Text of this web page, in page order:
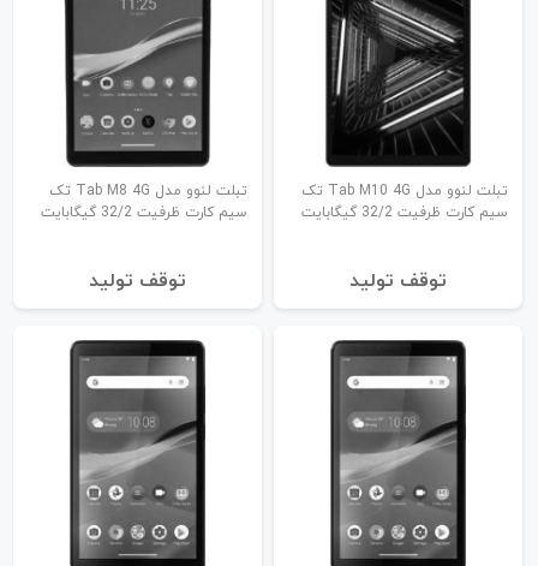
تبلت لنوو مدل Tab M10 4G تک
سیم کارت ظرفیت 32/2 گیگابایت
توقف تولید
تبلت لنوو مدل Tab M8 4G تک
سیم کارت ظرفیت 32/2 گیگابایت
توقف تولید